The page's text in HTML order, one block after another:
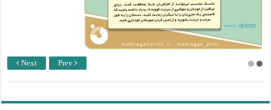
Next Prev